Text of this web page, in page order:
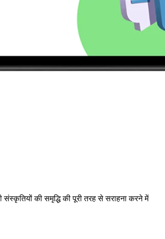
की समृद्धि की पूरी तरह से सराहना करने में